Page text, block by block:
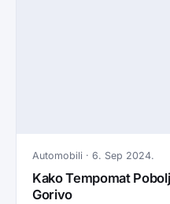
Automobili · 6. Sep 2024.
Kako Tempomat
Gorivo